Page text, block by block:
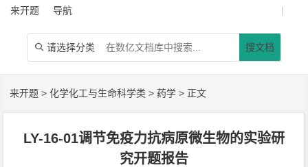
来开题 导航 |
 请选择分类 搜文档
来开题 >化学化工与生命科学类 > 药学 > 正文
LY-16-01调节免疫力抗病原微生物的实验研
究开题报告